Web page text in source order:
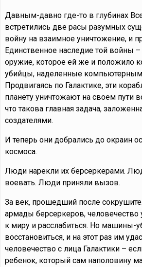
Давным-давно где-то в глубинах
встретились две расы разумных
войну на взаимное уничтожение, и
Единственное наследие той войны
оружие, которое ей же и положило
убийцы, наделенные компьютерным
Продвигаясь по Галактике, эти
планету уничтожают на своем пути
что такова главная задача,
создателями.
И теперь они добрались до окраин
космоса.
Люди нарекли их берсеркерами.
воевать. Люди приняли вызов.
За век, прошедший после
армады берсеркеров, человечество
к миру и расслабиться. Но машины-
восстановиться, и на этот раз им
человечество с лица Галактики –
ребенок, который сам наполовину